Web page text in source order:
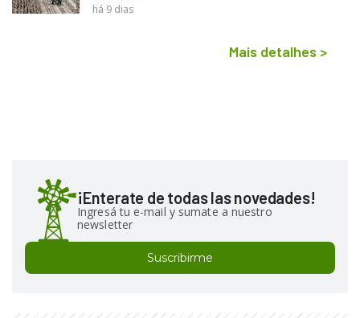
há 9 dias
Mais detalhes >
¡Enterate de todas las novedades!
Ingresá tu e-mail y sumate a nuestro
newsletter
Suscribirme